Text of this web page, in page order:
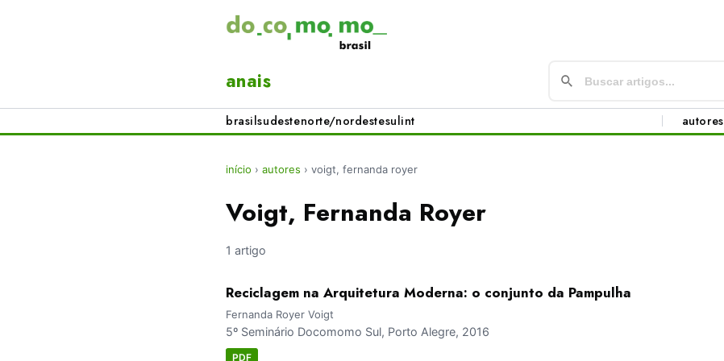
anais
brasilsudestenorte/nordestesulint autores
início › autores › voigt, fernanda royer
Voigt, Fernanda Royer
1 artigo
Reciclagem na Arquitetura Moderna: o conjunto da Pampulha
Fernanda Royer Voigt
5º Seminário Docomomo Sul, Porto Alegre, 2016
PDF